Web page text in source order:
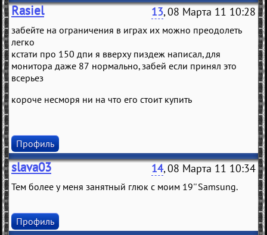
Rasiel 13, 08 Марта 11 10:28
забейте на ограничения в играх их можно преодолеть
легко
кстати про 150 дпи я вверху пиздеж написал, для
монитора даже 87 нормально, забей если принял это
всерьез
короче несморя ни на что его стоит купить
Профиль
slava03 14, 08 Марта 11 10:34
Тем более у меня занятный глюк с моим 19'' Samsung.
Профиль